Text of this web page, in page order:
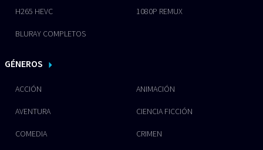
H265 HEVC 1080P REMUX
BLURAY COMPLETOS
GÉNEROS
ACCIÓN ANIMACIÓN
AVENTURA CIENCIA FICCIÓN
COMEDIA CRIMEN